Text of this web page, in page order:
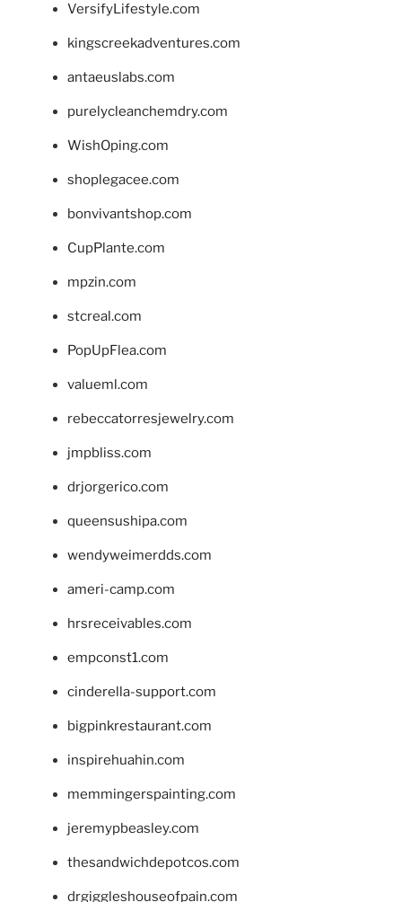
VersifyLifestyle.com
kingscreekadventures.com
antaeuslabs.com
purelycleanchemdry.com
WishOping.com
shoplegacee.com
bonvivantshop.com
CupPlante.com
mpzin.com
stcreal.com
PopUpFlea.com
valueml.com
rebeccatorresjewelry.com
jmpbliss.com
drjorgerico.com
queensushipa.com
wendyweimerdds.com
ameri-camp.com
hrsreceivables.com
empconst1.com
cinderella-support.com
bigpinkrestaurant.com
inspirehuahin.com
memmingerspainting.com
jeremypbeasley.com
thesandwichdepotcos.com
drgiggleshouseofpain.com